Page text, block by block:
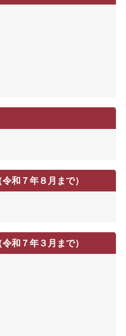
和７年８月まで）
和７年３月まで）